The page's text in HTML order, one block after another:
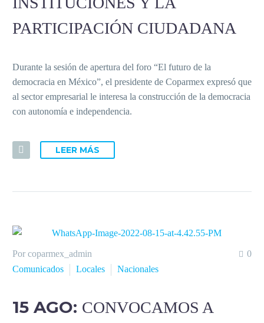
PARTICIPACIÓN CIUDADANA
Durante la sesión de apertura del foro “El futuro de la
democracia en México”, el presidente de Coparmex expresó que
al sector empresarial le interesa la construcción de la democracia
con autonomía e independencia.
LEER MÁS
0
Por coparmex_admin
Comunicados
Locales Nacionales
15 AGO: CONVOCAMOS A